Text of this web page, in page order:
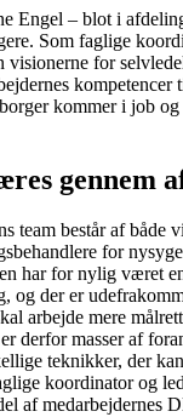
Engel – blot i
Som faglige
visionerne for
kompetencer
kommer i job
gennem
team består af både
for
har for nylig været
og der er
arbejde mere
derfor masser af
teknikker, der
koordinator og
af medarbejdernes